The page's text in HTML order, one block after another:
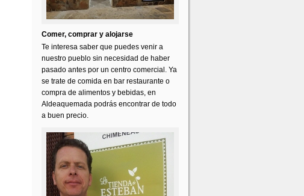
Comer, comprar y alojarse
Te interesa saber que puedes venir a
nuestro pueblo sin necesidad de haber
pasado antes por un centro comercial. Ya
se trate de comida en bar restaurante o
compra de alimentos y bebidas, en
Aldeaquemada podrás encontrar de todo
a buen precio.